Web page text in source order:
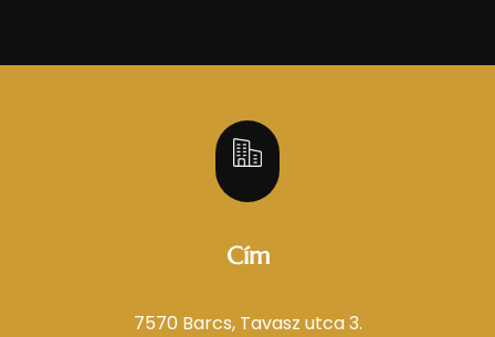
Cím
7570 Barcs, Tavasz utca 3.